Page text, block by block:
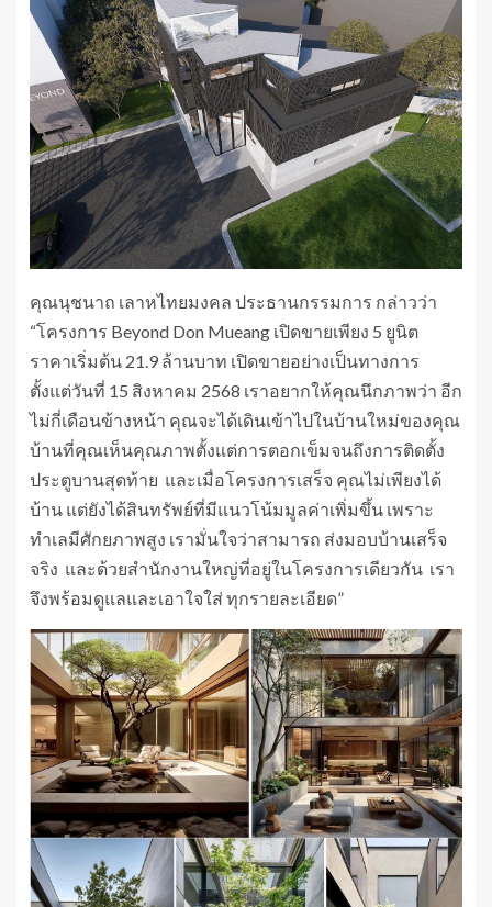
คุณนุชนาถ เลาหไทยมงคล ประธานกรรมการ กล่าวว่า
“โครงการ Beyond Don Mueang เปิดขายเพียง 5 ยูนิต
ราคาเริ่มต้น 21.9 ล้านบาท เปิดขายอย่างเป็นทางการ
ตั้งแต่วันที่ 15 สิงหาคม 2568 เราอยากให้คุณนึกภาพว่า อีก
ไม่กี่เดือนข้างหน้า คุณจะได้เดินเข้าไปในบ้านใหม่ของคุณ
บ้านที่คุณเห็นคุณภาพตั้งแต่การตอกเข็มจนถึงการติดตั้ง
ประตูบานสุดท้าย และเมื่อโครงการเสร็จ คุณไม่เพียงได้
บ้าน แต่ยังได้สินทรัพย์ที่มีแนวโน้มมูลค่าเพิ่มขึ้น เพราะ
ทำเลมีศักยภาพสูง เรามั่นใจว่าสามารถ ส่งมอบบ้านเสร็จ
จริง และด้วยสำนักงานใหญ่ที่อยู่ในโครงการเดียวกัน เรา
จึงพร้อมดูแลและเอาใจใส่ ทุกรายละเอียด”